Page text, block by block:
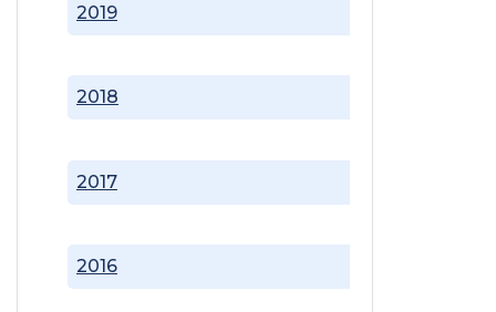
2016
2017
2018
2019